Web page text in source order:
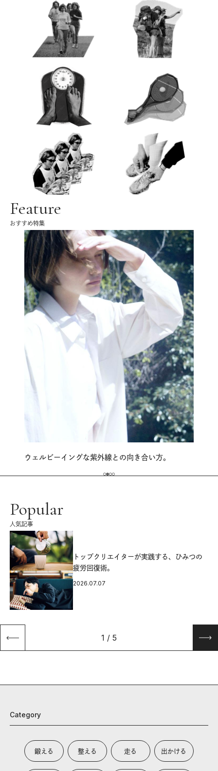
Feature
おすすめ特集
ウェルビーイングな紫外線との向き合い方。
Popular
人気記事
トップクリエイターが実践する、ひみつの
疲労回復術。
2026.07.07
1 / 5
Category
鍛える 整える 走る 出かける